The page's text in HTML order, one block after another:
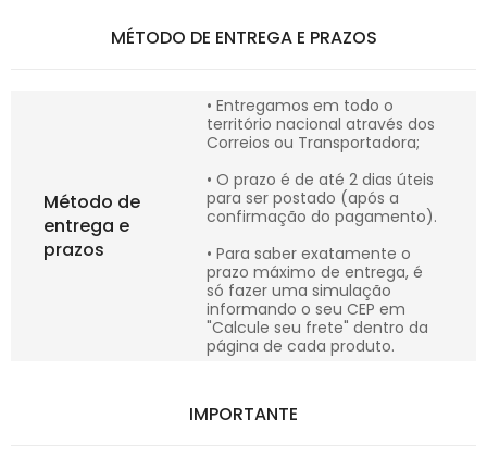
MÉTODO DE ENTREGA E PRAZOS
Método de
entrega e
prazos
• Entregamos em todo o
território nacional através dos
Correios ou Transportadora;
• O prazo é de até 2 dias úteis
para ser postado (após a
confirmação do pagamento).
• Para saber exatamente o
prazo máximo de entrega, é
só fazer uma simulação
informando o seu CEP em
"Calcule seu frete" dentro da
página de cada produto.
IMPORTANTE